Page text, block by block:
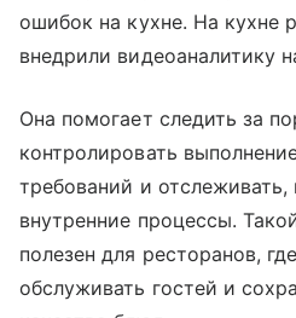
ошибок на кухне. На кухне
внедрили видеоаналитику
Она помогает следить за
контролировать
требований и
внутренние процессы.
полезен для ресторанов,
обслуживать гостей и